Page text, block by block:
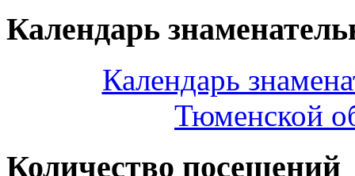
Календарь
Календарь
Тюменской
Количество посещений